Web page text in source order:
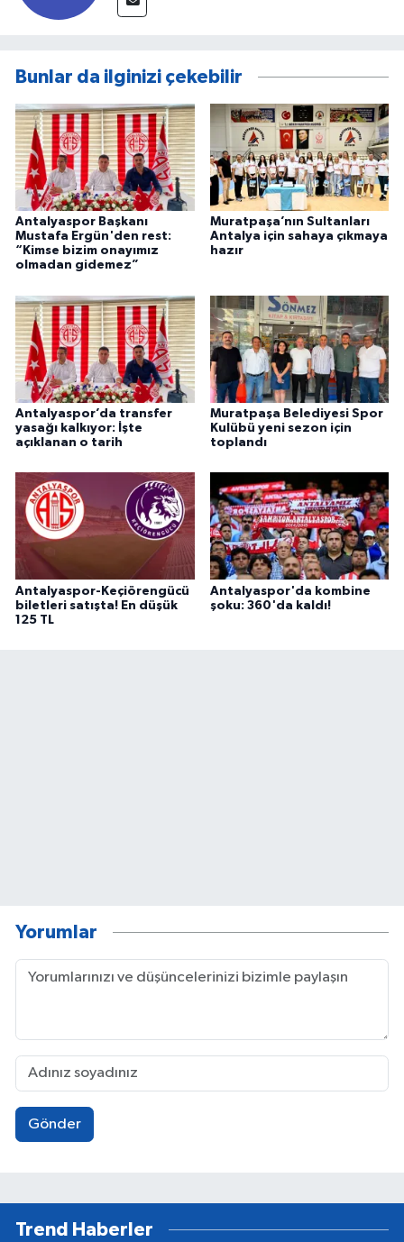
Bunlar da ilginizi çekebilir
Antalyaspor Başkanı
Mustafa Ergün'den rest:
“Kimse bizim onayımız
olmadan gidemez”
Muratpaşa’nın Sultanları
Antalya için sahaya çıkmaya
hazır
Antalyaspor’da transfer
yasağı kalkıyor: İşte
açıklanan o tarih
Muratpaşa Belediyesi Spor
Kulübü yeni sezon için
toplandı
Antalyaspor-Keçiörengücü
biletleri satışta! En düşük
125 TL
Antalyaspor'da kombine
şoku: 360'da kaldı!
Yorumlar
Gönder
Trend Haberler